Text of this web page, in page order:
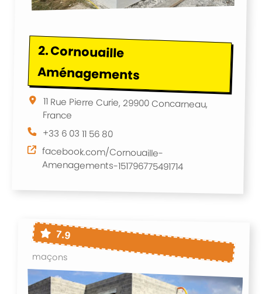
2.Cornouaille
Aménagements
11 Rue Pierre Curie, 29900 Concarneau,
France
+33 6 03 11 56 80
facebook.com/Cornouaille-
Amenagements-151796775491714
7.9
maçons